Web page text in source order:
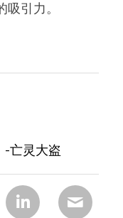
引力。
-亡灵大盗